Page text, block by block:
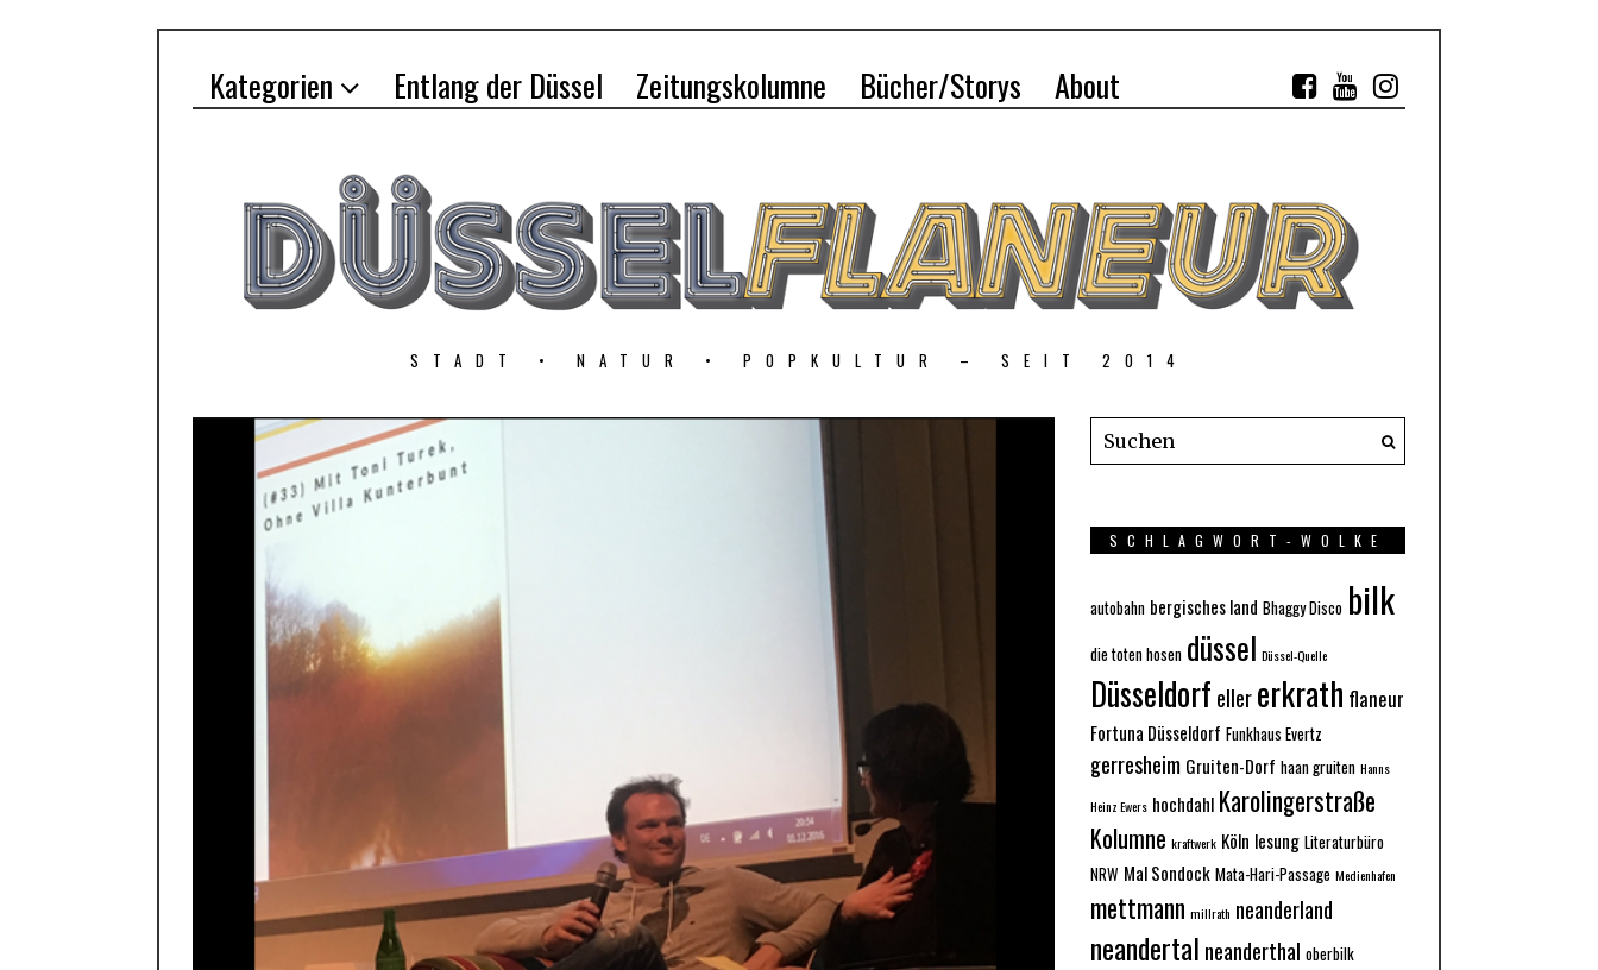
Kategorien Entlang der Düssel Zeitungskolumne Bücher/Storys About
STADT • NATUR • POPKULTUR – SEIT 2014
SCHLAGWORT-WOLKE
autobahn bergisches land Bhaggy Disco bilk
die toten hosen düssel Düssel-Quelle
Düsseldorf ellererkrath flaneur
Fortuna Düsseldorf Funkhaus Evertz
gerresheim Gruiten-Dorf haan gruiten Hanns
Heinz Ewers hochdahl Karolingerstraße
Kolumne kraftwerk Köln lesung Literaturbüro
NRW Mal Sondock Mata-Hari-Passage Medienhafen
mettmann millrath neanderland
neandertal neanderthal oberbilk